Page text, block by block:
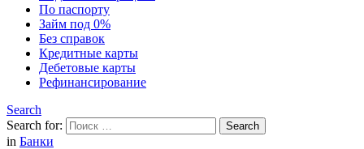
По паспорту
Займ под 0%
Без справок
Кредитные карты
Дебетовые карты
Рефинансирование
Search
Search for:
Search
in Банки